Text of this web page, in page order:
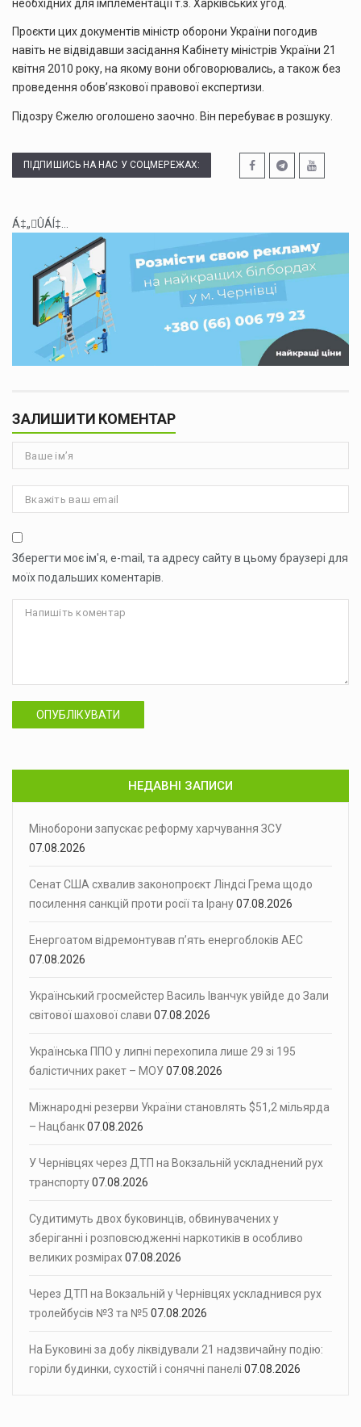
необхідних для імплементації т.з. Харківських угод.
Проєкти цих документів міністр оборони України погодив
навіть не відвідавши засідання Кабінету міністрів України 21
квітня 2010 року, на якому вони обговорювались, а також без
проведення обов’язкової правової експертизи.
Підозру Єжелю оголошено заочно. Він перебуває в розшуку.
ПІДПИШИСЬ НА НАС У СОЦМЕРЕЖАХ:
Á‡„ÛÁÍ‡...
ЗАЛИШИТИ КОМЕНТАР
Зберегти моє ім'я, e-mail, та адресу сайту в цьому браузері для
моїх подальших коментарів.
ОПУБЛІКУВАТИ
НЕДАВНІ ЗАПИСИ
Міноборони запускає реформу харчування ЗСУ
07.08.2026
Сенат США схвалив законопроєкт Ліндсі Грема щодо
посилення санкцій проти росії та Ірану07.08.2026
Енергоатом відремонтував п’ять енергоблоків АЕС
07.08.2026
Український гросмейстер Василь Іванчук увійде до Зали
світової шахової слави 07.08.2026
Українська ППО у липні перехопила лише 29 зі 195
балістичних ракет – МОУ07.08.2026
Міжнародні резерви України становлять $51,2 мільярда
– Нацбанк07.08.2026
У Чернівцях через ДТП на Вокзальній ускладнений рух
транспорту07.08.2026
Судитимуть двох буковинців, обвинувачених у
зберіганні і розповсюдженні наркотиків в особливо
великих розмірах07.08.2026
Через ДТП на Вокзальній у Чернівцях ускладнився рух
тролейбусів №3 та №5 07.08.2026
На Буковині за добу ліквідували 21 надзвичайну подію:
горіли будинки, сухостій і сонячні панелі 07.08.2026